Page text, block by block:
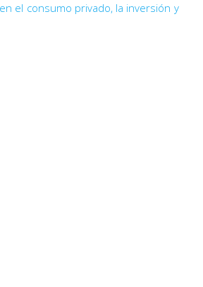
el consumo privado, la inversión y